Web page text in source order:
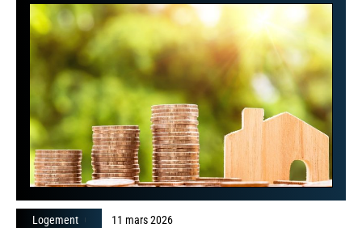
Logement 11 mars 2026